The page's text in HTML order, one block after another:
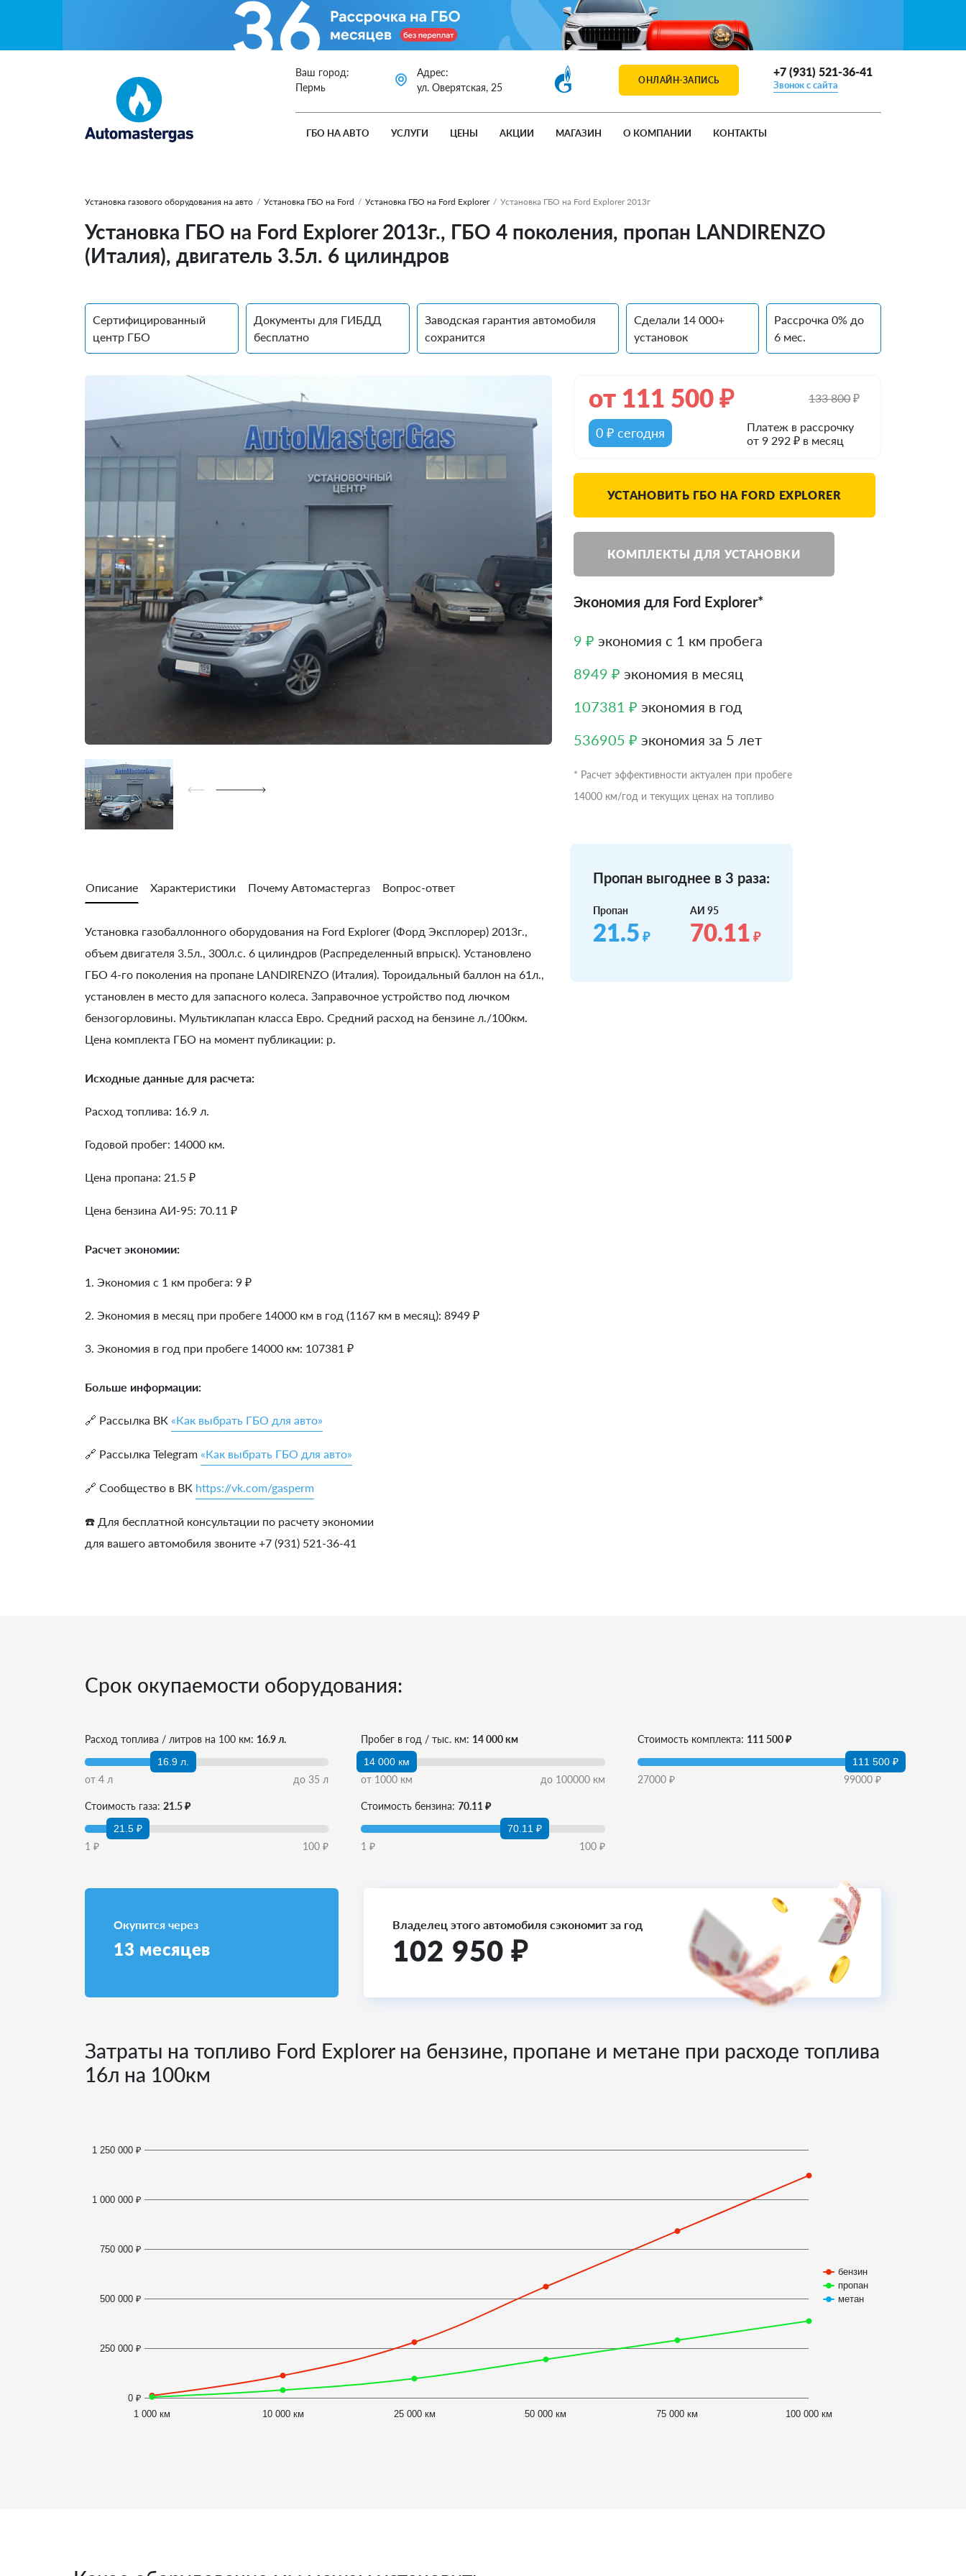
Ваш город:
Пермь
Адрес:
ул. Оверятская, 25
ОНЛАЙН-ЗАПИСЬ
+7 (931) 521-36-41
Звонок с сайта
ГБО НА АВТО УСЛУГИ ЦЕНЫ АКЦИИ МАГАЗИН О КОМПАНИИ КОНТАКТЫ
Установка газового оборудования на авто / Установка ГБО на Ford / Установка ГБО на Ford Explorer / Установка ГБО на Ford Explorer 2013г
Установка ГБО на Ford Explorer 2013г., ГБО 4 поколения, пропан LANDIRENZO
(Италия), двигатель 3.5л. 6 цилиндров
Сертифицированный
центр ГБО
Документы для ГИБДД
бесплатно
Заводская гарантия автомобиля
сохранится
Сделали 14 000+
установок
Рассрочка 0% до
6 мес.
от 111 500₽ 133 800₽
0 ₽ сегодня
Платеж в рассрочку
от 9 292 ₽ в месяц
УСТАНОВИТЬ ГБО НА FORD EXPLORER
КОМПЛЕКТЫ ДЛЯ УСТАНОВКИ
Экономия для Ford Explorer*
9 ₽ экономия с 1 км пробега
8949 ₽ экономия в месяц
107381 ₽ экономия в год
536905 ₽ экономия за 5 лет
* Расчет эффективности актуален при пробеге
14000 км/год и текущих ценах на топливо
Описание Характеристики Почему Автомастергаз Вопрос-ответ
Установка газобаллонного оборудования на Ford Explorer (Форд Эксплорер) 2013г.,
объем двигателя 3.5л., 300л.с. 6 цилиндров (Распределенный впрыск). Установлено
ГБО 4-го поколения на пропане LANDIRENZO (Италия). Тороидальный баллон на 61л.,
установлен в место для запасного колеса. Заправочное устройство под лючком
бензогорловины. Мультиклапан класса Евро. Средний расход на бензине л./100км.
Цена комплекта ГБО на момент публикации: р.
Исходные данные для расчета:
Расход топлива: 16.9 л.
Годовой пробег: 14000 км.
Цена пропана: 21.5 ₽
Цена бензина АИ-95: 70.11 ₽
Расчет экономии:
1. Экономия с 1 км пробега: 9 ₽
2. Экономия в месяц при пробеге 14000 км в год (1167 км в месяц): 8949 ₽
3. Экономия в год при пробеге 14000 км: 107381 ₽
Больше информации:
🔗 Рассылка ВК «Как выбрать ГБО для авто»
🔗 Рассылка Telegram «Как выбрать ГБО для авто»
🔗 Сообщество в ВК https://vk.com/gasperm
☎️ Для бесплатной консультации по расчету экономии
для вашего автомобиля звоните +7 (931) 521-36-41
Пропан выгоднее в 3 раза:
Пропан
21.5 ₽
АИ 95
70.11 ₽
Срок окупаемости оборудования:
Расход топлива / литров на 100 км: 16.9 л.
16.9 л.
от 4 л до35 л
Пробег в год / тыс. км: 14 000 км
14 000 км
от 1000 км до 100000км
Стоимость комплекта: 111 500 ₽
111 500 ₽
27000₽ 99000₽
Стоимость газа: 21.5 ₽
21.5 ₽
1 ₽ 100 ₽
Стоимость бензина:70.11 ₽
70.11 ₽
1 ₽ 100₽
Окупится через
13 месяцев
Владелец этого автомобиля сэкономит за год
102 950 ₽
Затраты на топливо Ford Explorer на бензине, пропане и метане при расходе топлива
16л на 100км
бензин
пропан
метан
1 000 км 10 000 км 25 000 км 50 000 км 75 000 км 100 000 км
0 ₽
250 000 ₽
500 000 ₽
750 000 ₽
1 000 000 ₽
1 250 000 ₽